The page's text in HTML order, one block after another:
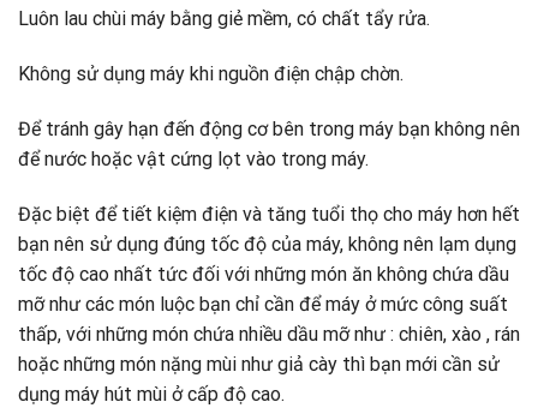
Luôn lau chùi máy bằng giẻ mềm, có chất tẩy rửa.
Không sử dụng máy khi nguồn điện chập chờn.
Để tránh gây hạn đến động cơ bên trong máy bạn không nên
để nước hoặc vật cứng lọt vào trong máy.
Đặc biệt để tiết kiệm điện và tăng tuổi thọ cho máy hơn hết
bạn nên sử dụng đúng tốc độ của máy, không nên lạm dụng
tốc độ cao nhất tức đối với những món ăn không chứa dầu
mỡ như các món luộc bạn chỉ cần để máy ở mức công suất
thấp, với những món chứa nhiều dầu mỡ như : chiên, xào , rán
hoặc những món nặng mùi như giả cày thì bạn mới cần sử
dụng máy hút mùi ở cấp độ cao.